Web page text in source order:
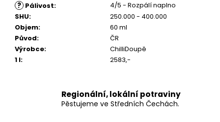
? Pálivost:
4/5 - Rozpálí naplno
SHU:
250.000 - 400.000
Objem:
60 ml
Původ:
ČR
Výrobce:
ChilliDoupě
1 l: 2583,-
Regionální, lokální potraviny
Pěstujeme ve Středních Čechách.